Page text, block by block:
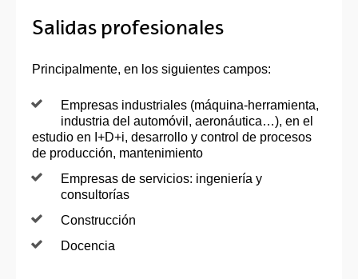
Salidas profesionales
Principalmente, en los siguientes campos:
Empresas industriales (máquina-herramienta,
industria del automóvil, aeronáutica…), en el
estudio en I+D+i, desarrollo y control de procesos
de producción, mantenimiento
Empresas de servicios: ingeniería y
consultorías
Construcción
Docencia